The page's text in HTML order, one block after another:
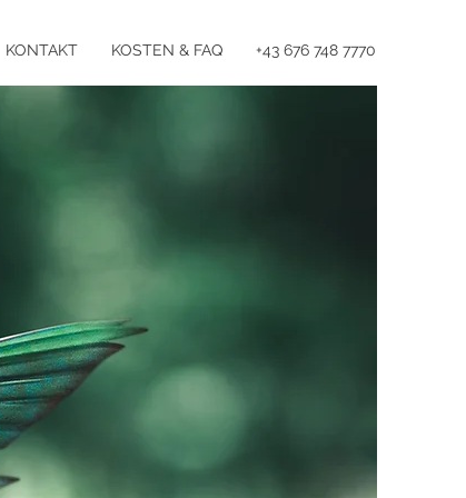
KONTAKT KOSTEN & FAQ +43 676 748 7770